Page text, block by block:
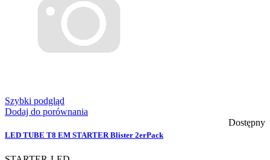
Szybki podgląd
Dodaj do porównania
Dostępny
LED TUBE T8 EM STARTER Blister 2erPack